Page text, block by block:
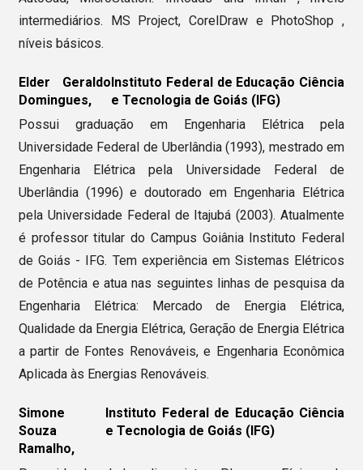
intermediários. MS Project, CorelDraw e PhotoShop ,
níveis básicos.
Elder Geraldo
Domingues,
Instituto Federal de Educação Ciência
e Tecnologia de Goiás (IFG)
Possui graduação em Engenharia Elétrica pela
Universidade Federal de Uberlândia (1993), mestrado em
Engenharia Elétrica pela Universidade Federal de
Uberlândia (1996) e doutorado em Engenharia Elétrica
pela Universidade Federal de Itajubá (2003). Atualmente
é professor titular do Campus Goiânia Instituto Federal
de Goiás - IFG. Tem experiência em Sistemas Elétricos
de Potência e atua nas seguintes linhas de pesquisa da
Engenharia Elétrica: Mercado de Energia Elétrica,
Qualidade da Energia Elétrica, Geração de Energia Elétrica
a partir de Fontes Renováveis, e Engenharia Econômica
Aplicada às Energias Renováveis.
Simone
Souza
Ramalho,
Instituto Federal de Educação Ciência
e Tecnologia de Goiás (IFG)